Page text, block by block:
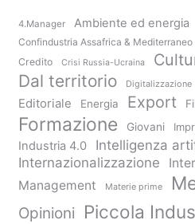
4.Manager Ambiente ed energia
Confindustria Assafrica & Mediterraneo
Credito Crisi Russia-Ucraina
Dal territorio Digitalizzazione
Editoriale Energia Export
Formazione Giovani
Industria 4.0
Intelligenza
Internazionalizzazione
Management Materie prime
Opinioni Piccola